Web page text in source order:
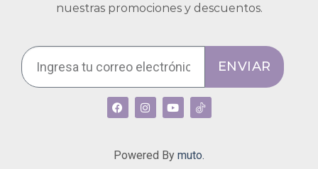
nuestras promociones y descuentos.
ENVIAR
Powered By muto.